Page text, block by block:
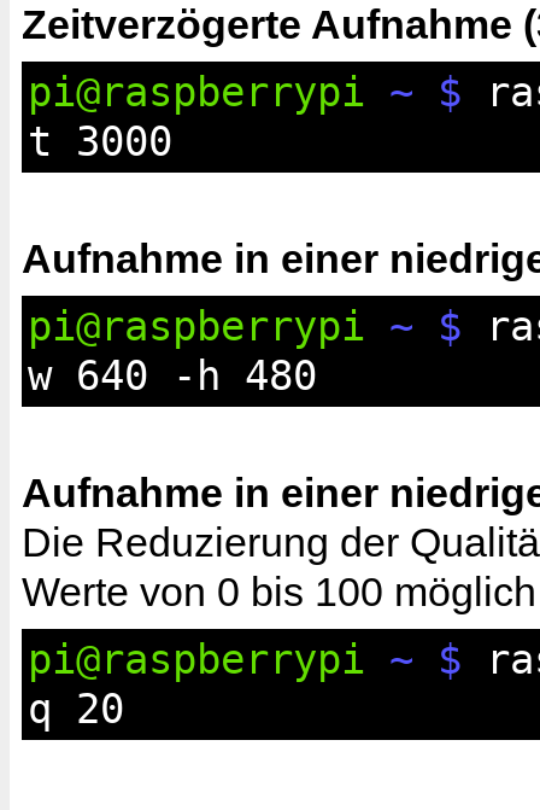
Zeitverzögerte Aufnahme
pi@raspberrypi ~ $
t 3000
Aufnahme in einer
pi@raspberrypi ~ $
w 640 -h 480
Aufnahme in einer
Die Reduzierung der
Werte von 0 bis 100
pi@raspberrypi ~ $
q 20